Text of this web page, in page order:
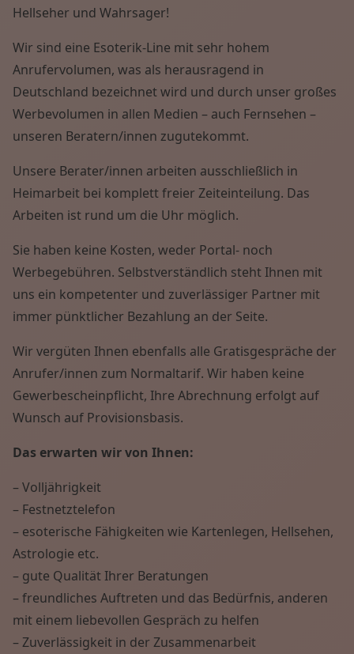
Hellseher und Wahrsager!
Wir sind eine Esoterik-Line mit sehr hohem
Anrufervolumen, was als herausragend in
Deutschland bezeichnet wird und durch unser großes
Werbevolumen in allen Medien – auch Fernsehen –
unseren Beratern/innen zugutekommt.
Unsere Berater/innen arbeiten ausschließlich in
Heimarbeit bei komplett freier Zeiteinteilung. Das
Arbeiten ist rund um die Uhr möglich.
Sie haben keine Kosten, weder Portal- noch
Werbegebühren. Selbstverständlich steht Ihnen mit
uns ein kompetenter und zuverlässiger Partner mit
immer pünktlicher Bezahlung an der Seite.
Wir vergüten Ihnen ebenfalls alle Gratisgespräche der
Anrufer/innen zum Normaltarif. Wir haben keine
Gewerbescheinpflicht, Ihre Abrechnung erfolgt auf
Wunsch auf Provisionsbasis.
Das erwarten wir von Ihnen:
– Volljährigkeit
– Festnetztelefon
– esoterische Fähigkeiten wie Kartenlegen, Hellsehen,
Astrologie etc.
– gute Qualität Ihrer Beratungen
– freundliches Auftreten und das Bedürfnis, anderen
mit einem liebevollen Gespräch zu helfen
– Zuverlässigkeit in der Zusammenarbeit